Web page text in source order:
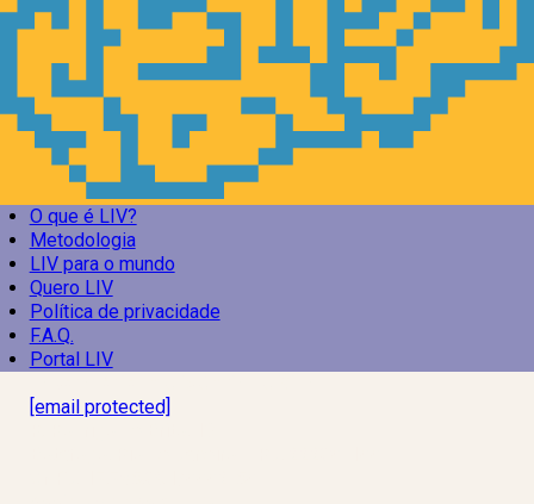
O que é LIV?
Metodologia
LIV para o mundo
Quero LIV
Política de privacidade
F.A.Q.
Portal LIV
[email protected]